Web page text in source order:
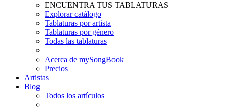
ENCUENTRA TUS TABLATURAS
Explorar catálogo
Tablaturas por artista
Tablaturas por género
Todas las tablaturas
Acerca de mySongBook
Precios
Artistas
Blog
Todos los artículos